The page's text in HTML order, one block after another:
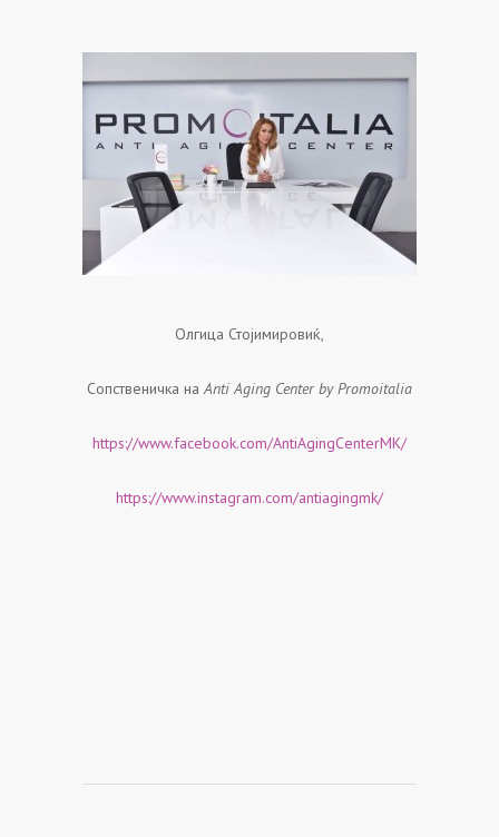
Олгица Стојимировиќ,
Сопственичка наAnti Aging Center by Promoitalia
https://www.facebook.com/AntiAgingCenterMK/
https://www.instagram.com/antiagingmk/